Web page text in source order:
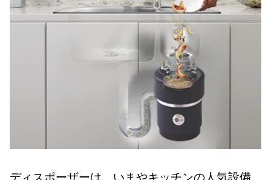
ディスポーザーは、いまやキッチンの人気設備